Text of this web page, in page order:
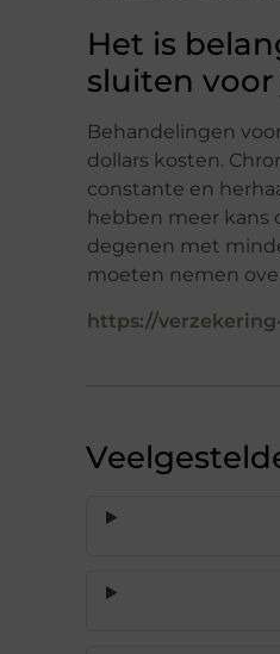
Het is
sluiten
Behandelingen
dollars kosten.
constante en
hebben meer kans
degenen met
moeten nemen
https://